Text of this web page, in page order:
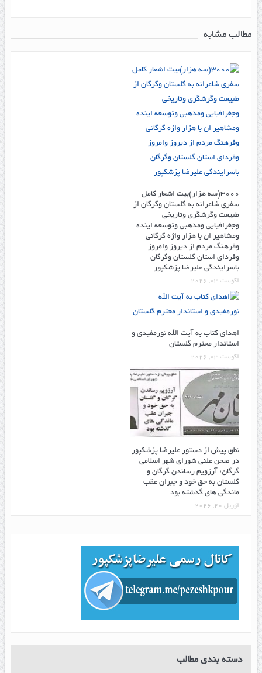
مطالب مشابه
۳۰۰۰(سه هزار)بیت اشعار کامل
سفری شاعرانه به گلستان وگرگان از
طبیعت وگرشگری وتاریخی
وجغرافیایی ومذهبی وتوسعه اینده
ومشاهیر ان با هزار واژه گرگانی
وفرهنگ مردم از دیروز وامروز
وفردای استان گلستان وگرگان
باسرایندگی علیرضا پزشکپور
آگوست 03, 2026
اهدای کتاب به آیت الله نورمفیدی و
استاندار محترم گلستان
آگوست 03, 2026
نطق پیش از دستور علیرضا پزشکپور
در صحن علنی شورای شهر اسلامی
گرگان: آرزویم رساندن گرگان و
گلستان به حق خود و جبران عقب
ماندگی های گذشته بود
آوریل 20, 2026
دسته بندی مطالب